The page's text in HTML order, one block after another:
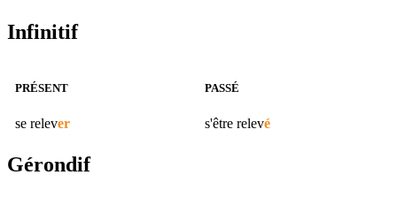
Infinitif
PRÉSENT
se relever
PASSÉ
s'être relevé
Gérondif